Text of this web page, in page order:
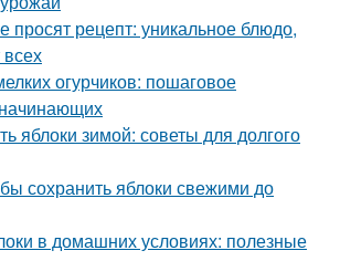
просят рецепт: уникальное блюдо,
всех
огурчиков: пошаговое
яблоки зимой: советы для долгого
сохранить яблоки свежими до
в домашних условиях: полезные